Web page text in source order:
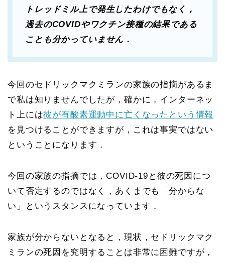
トレッドミル上で発生したわけでもなく，
過去のCOVIDやワクチン接種の結果である
ことも分かっていません．
今回のセドリックマクミランの家族の指摘があるま
で私は知りませんでしたが，確かに，インターネッ
ト上には彼が有酸素運動中に亡くなったという情報
を見つけることができますが，これは事実ではない
ということになります．
今回の家族の指摘では，COVID-19と彼の死因につ
いて否定するのではなく，あくまでも「分からな
い」というスタンスになっています．
家族が分からないとなると，現状，セドリックマク
ミランの死因を究明することは非常に困難ですが，